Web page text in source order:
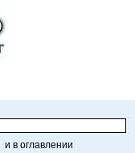
и в оглавлении